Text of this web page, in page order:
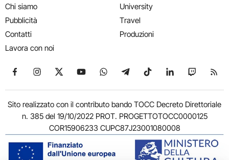
Chi siamo
Pubblicità
Contatti
Lavora con noi
University
Travel
Produzioni
Seguici su Facebook
Seguici su Instagram
Seguici su X
Seguici su YouTube
Seguici su WhatsApp
Seguici su Telegram
Seguici su TikTok
Seguici su
Seguici
Sito realizzato con il contributo bando TOCC Decreto Direttoriale
n. 385 del 19/10/2022 PROT. PROGETTOTOCC0000125
COR15906233 CUPC87J23001080008